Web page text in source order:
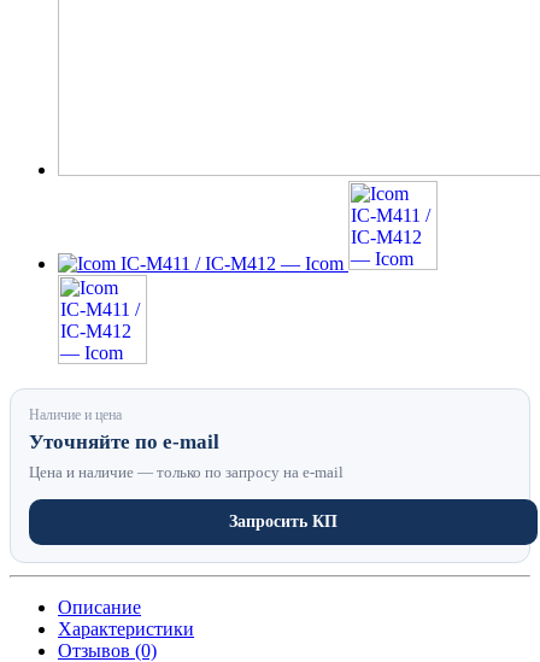
Наличие и цена
Уточняйте по e-mail
Цена и наличие — только по запросу на e-mail
Запросить КП
Описание
Характеристики
Отзывов (0)